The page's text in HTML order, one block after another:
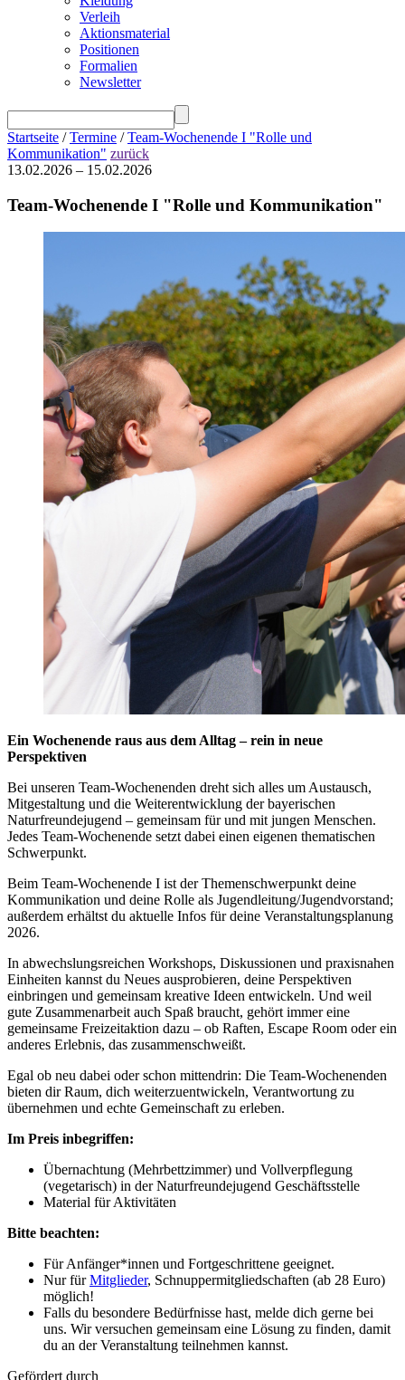
Verleih
Aktionsmaterial
Positionen
Formalien
Newsletter
Startseite /Termine /Team-Wochenende I "Rolle und
Kommunikation" zurück
13.02.2026 – 15.02.2026
Team-Wochenende I "Rolle und Kommunikation"
Ein Wochenende raus aus dem Alltag – rein in neue
Perspektiven
Bei unseren Team-Wochenenden dreht sich alles um Austausch,
Mitgestaltung und die Weiterentwicklung der bayerischen
Naturfreundejugend – gemeinsam für und mit jungen Menschen.
Jedes Team-Wochenende setzt dabei einen eigenen thematischen
Schwerpunkt.
Beim Team-Wochenende I ist der Themenschwerpunkt deine
Kommunikation und deine Rolle als Jugendleitung/Jugendvorstand;
außerdem erhältst du aktuelle Infos für deine Veranstaltungsplanung
2026.
In abwechslungsreichen Workshops, Diskussionen und praxisnahen
Einheiten kannst du Neues ausprobieren, deine Perspektiven
einbringen und gemeinsam kreative Ideen entwickeln. Und weil
gute Zusammenarbeit auch Spaß braucht, gehört immer eine
gemeinsame Freizeitaktion dazu – ob Raften, Escape Room oder ein
anderes Erlebnis, das zusammenschweißt.
Egal ob neu dabei oder schon mittendrin: Die Team-Wochenenden
bieten dir Raum, dich weiterzuentwickeln, Verantwortung zu
übernehmen und echte Gemeinschaft zu erleben.
Im Preis inbegriffen:
Übernachtung (Mehrbettzimmer) und Vollverpflegung
(vegetarisch) in der Naturfreundejugend Geschäftsstelle
Material für Aktivitäten
Bitte beachten:
Für Anfänger*innen und Fortgeschrittene geeignet.
Nur fürMitglieder, Schnuppermitgliedschaften (ab 28 Euro)
möglich!
Falls du besondere Bedürfnisse hast, melde dich gerne bei
uns. Wir versuchen gemeinsam eine Lösung zu finden, damit
du an der Veranstaltung teilnehmen kannst.
Gefördert durch